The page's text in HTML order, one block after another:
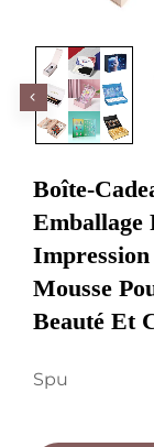
Boîte-
Emballage
Mousse
Beauté Et
Spu